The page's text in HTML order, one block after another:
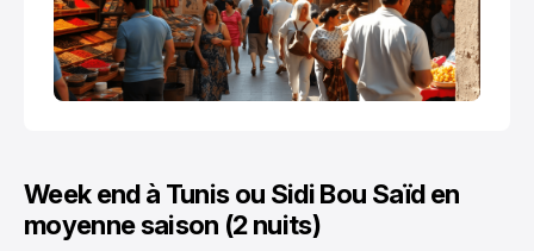
Week end à Tunis ou Sidi Bou Saïd en
moyenne saison (2 nuits)